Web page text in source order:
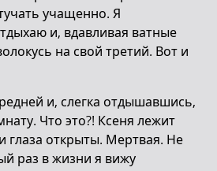
учащенно. Я
и, вдавливая ватные
на свой третий. Вот и
и, слегка отдышавшись,
Что это?! Ксеня лежит
глаза открыты. Мертвая. Не
раз в жизни я вижу